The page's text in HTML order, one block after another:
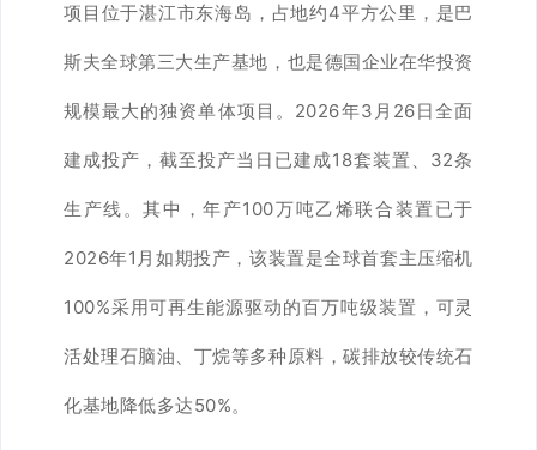
项目位于湛江市东海岛，占地约4平方公里，是巴
斯夫全球第三大生产基地，也是德国企业在华投资
规模最大的独资单体项目。2026年3月26日全面
建成投产，截至投产当日已建成18套装置、32条
生产线。其中，年产100万吨乙烯联合装置已于
2026年1月如期投产，该装置是全球首套主压缩机
100%采用可再生能源驱动的百万吨级装置，可灵
活处理石脑油、丁烷等多种原料，碳排放较传统石
化基地降低多达50%。